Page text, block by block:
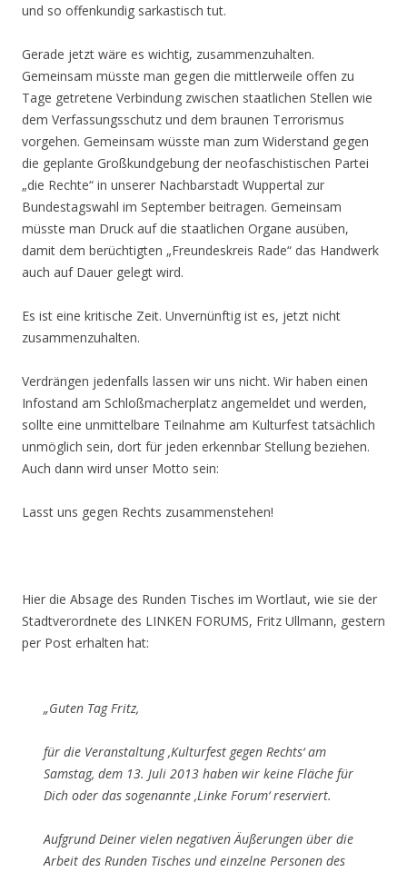
und so offenkundig sarkastisch tut.
Gerade jetzt wäre es wichtig, zusammenzuhalten.
Gemeinsam müsste man gegen die mittlerweile offen zu
Tage getretene Verbindung zwischen staatlichen Stellen wie
dem Verfassungsschutz und dem braunen Terrorismus
vorgehen. Gemeinsam wüsste man zum Widerstand gegen
die geplante Großkundgebung der neofaschistischen Partei
„die Rechte“ in unserer Nachbarstadt Wuppertal zur
Bundestagswahl im September beitragen. Gemeinsam
müsste man Druck auf die staatlichen Organe ausüben,
damit dem berüchtigten „Freundeskreis Rade“ das Handwerk
auch auf Dauer gelegt wird.
Es ist eine kritische Zeit. Unvernünftig ist es, jetzt nicht
zusammenzuhalten.
Verdrängen jedenfalls lassen wir uns nicht. Wir haben einen
Infostand am Schloßmacherplatz angemeldet und werden,
sollte eine unmittelbare Teilnahme am Kulturfest tatsächlich
unmöglich sein, dort für jeden erkennbar Stellung beziehen.
Auch dann wird unser Motto sein:
Lasst uns gegen Rechts zusammenstehen!
Hier die Absage des Runden Tisches im Wortlaut, wie sie der
Stadtverordnete des LINKEN FORUMS, Fritz Ullmann, gestern
per Post erhalten hat:
„Guten Tag Fritz,
für die Veranstaltung ‚Kulturfest gegen Rechts‘ am
Samstag, dem 13. Juli 2013 haben wir keine Fläche für
Dich oder das sogenannte ‚Linke Forum‘ reserviert.
Aufgrund Deiner vielen negativen Äußerungen über die
Arbeit des Runden Tisches und einzelne Personen des